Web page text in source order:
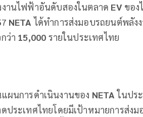
งานไฟฟ้าอันดับสองในตลาด EV ของ
7 NETA ได้ทำการส่งมอบรถยนต์พลัง
ว่า 15,000 รายในประเทศไทย
ผนการดำเนินงานของ NETAในปร
ประเทศไทยโดยมีเป้าหมายการส่ง